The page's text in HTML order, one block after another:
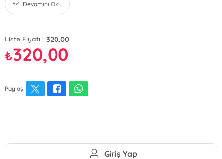
Devamını Oku
Liste Fiyatı : 320,00
₺320,00
Paylaş
Giriş Yap